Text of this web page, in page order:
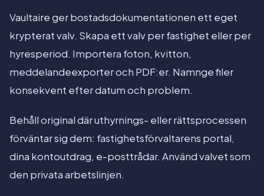
Vaultaire ger bostadsdokumentationen ett eget
krypterat valv. Skapa ett valv per fastighet eller per
hyresperiod. Importera foton, kvitton,
meddelandeexporter och PDF:er. Namnge filer
konsekvent efter datum och problem.
Behåll original där uthyrnings- eller rättsprocessen
förväntar sig dem: fastighetsförvaltarens portal,
dina kontoutdrag, e-posttrådar. Använd valvet som
den privata arbetslinjen.